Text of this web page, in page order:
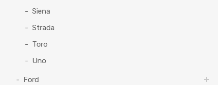
Siena
Strada
Toro
Uno
Ford